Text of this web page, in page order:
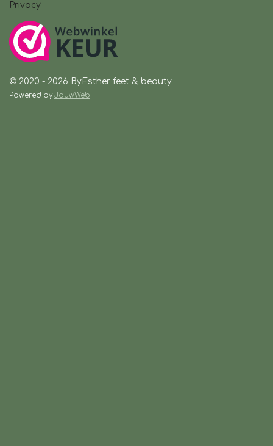
Privacy
© 2020 - 2026 ByEsther feet & beauty
Powered byJouwWeb